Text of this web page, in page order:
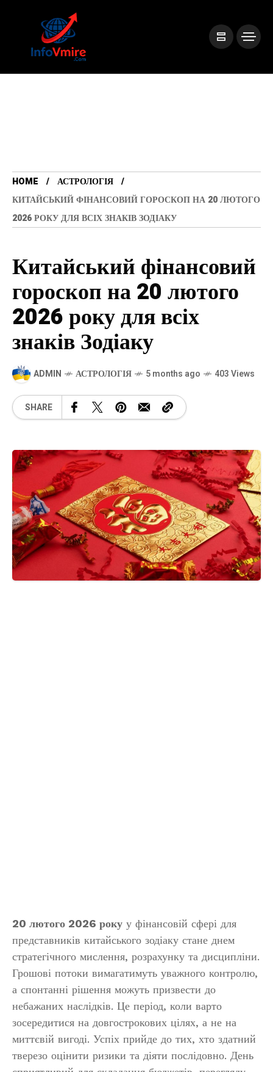
HOME
АСТРОЛОГІЯ
КИТАЙСЬКИЙ ФІНАНСОВИЙ ГОРОСКОП НА 20 ЛЮТОГО
2026 РОКУ ДЛЯ ВСІХ ЗНАКІВ ЗОДІАКУ
Китайський фінансовий
гороскоп на 20 лютого
2026 року для всіх
знаків Зодіаку
ADMIN АСТРОЛОГІЯ 5 months ago 403 Views
SHARE
20 лютого 2026 року у фінансовій сфері для
представників китайського зодіаку стане днем
стратегічного мислення, розрахунку та дисципліни.
Грошові потоки вимагатимуть уважного контролю,
а спонтанні рішення можуть призвести до
небажаних наслідків. Це період, коли варто
зосередитися на довгострокових цілях, а не на
миттєвій вигоді. Успіх прийде до тих, хто здатний
тверезо оцінити ризики та діяти послідовно. День